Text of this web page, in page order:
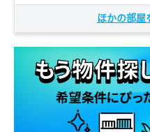
ほかの部屋